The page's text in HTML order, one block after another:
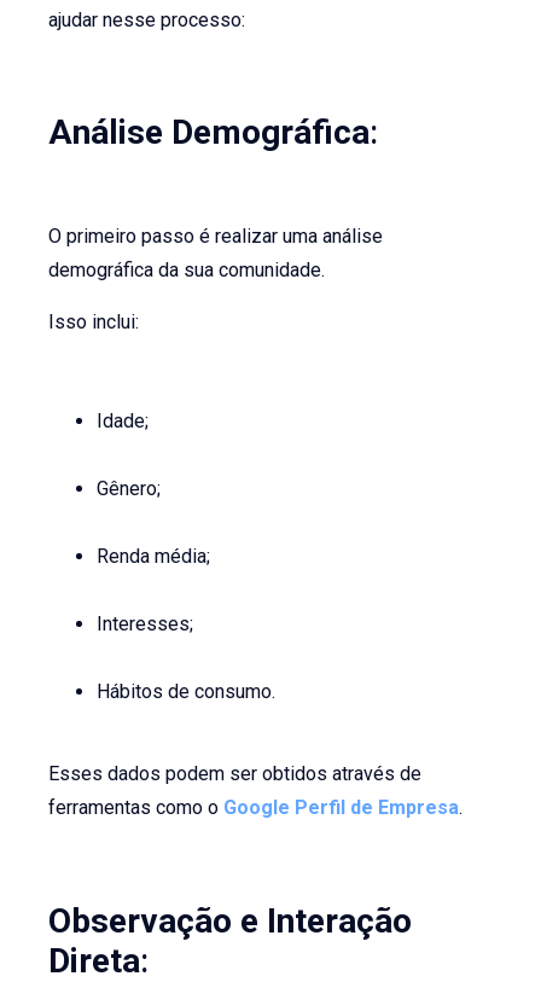
ajudar nesse processo:
Análise Demográfica:
O primeiro passo é realizar uma análise
demográfica da sua comunidade.
Isso inclui:
Idade;
Gênero;
Renda média;
Interesses;
Hábitos de consumo.
Esses dados podem ser obtidos através de
ferramentas como o Google Perfil de Empresa.
Observação e Interação
Direta: